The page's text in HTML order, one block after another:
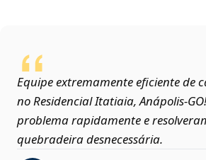
Equipe extremamente eficiente de
no Residencial Itatiaia,
problema rapidamente e
quebradeira desnecessária.